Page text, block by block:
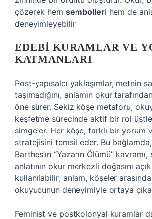
çözerek hem sembolleri hem de
deneyimleyebilir.
EDEBI KURAMLAR VE
KATMANLARI
Post-yapısalcı yaklaşımlar, metnin
taşımadığını, anlamın okur
öne sürer. Sekiz köşe metaforu,
keşfetme sürecinde aktif bir rol
simgeler. Her köşe, farklı bir yorum
stratejisini temsil eder. Bu
Barthes’ın “Yazarın Ölümü”
anlatının okur merkezli doğasını
kullanılabilir; anlam, köşeler
okuyucunun deneyimiyle ortaya
Feminist ve postkolonyal kuramlar